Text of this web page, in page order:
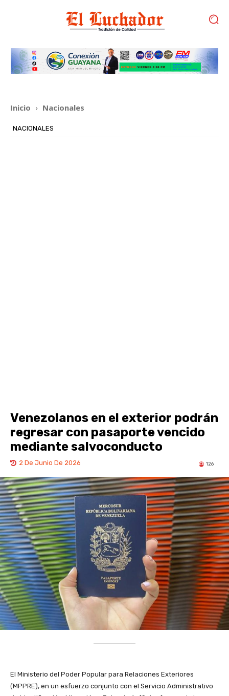
Inicio Nacionales
NACIONALES
Venezolanos en el exterior podrán
regresar con pasaporte vencido
mediante salvoconducto
2 De Junio De 2026 126
El Ministerio del Poder Popular para Relaciones Exteriores
(MPPRE), en un esfuerzo conjunto con el Servicio Administrativo